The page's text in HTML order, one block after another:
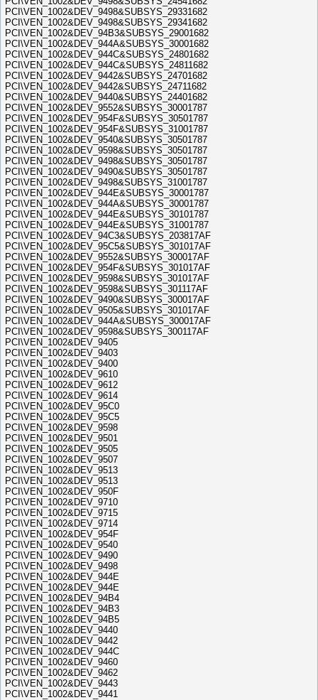
PCI\VEN_1002&DEV_9498&SUBSYS_29331682
PCI\VEN_1002&DEV_9498&SUBSYS_29341682
PCI\VEN_1002&DEV_94B3&SUBSYS_29001682
PCI\VEN_1002&DEV_944A&SUBSYS_30001682
PCI\VEN_1002&DEV_944C&SUBSYS_24801682
PCI\VEN_1002&DEV_944C&SUBSYS_24811682
PCI\VEN_1002&DEV_9442&SUBSYS_24701682
PCI\VEN_1002&DEV_9442&SUBSYS_24711682
PCI\VEN_1002&DEV_9440&SUBSYS_24401682
PCI\VEN_1002&DEV_9552&SUBSYS_30001787
PCI\VEN_1002&DEV_954F&SUBSYS_30501787
PCI\VEN_1002&DEV_954F&SUBSYS_31001787
PCI\VEN_1002&DEV_9540&SUBSYS_30501787
PCI\VEN_1002&DEV_9598&SUBSYS_30501787
PCI\VEN_1002&DEV_9498&SUBSYS_30501787
PCI\VEN_1002&DEV_9490&SUBSYS_30501787
PCI\VEN_1002&DEV_9498&SUBSYS_31001787
PCI\VEN_1002&DEV_944E&SUBSYS_30001787
PCI\VEN_1002&DEV_944A&SUBSYS_30001787
PCI\VEN_1002&DEV_944E&SUBSYS_30101787
PCI\VEN_1002&DEV_944E&SUBSYS_31001787
PCI\VEN_1002&DEV_94C3&SUBSYS_203817AF
PCI\VEN_1002&DEV_95C5&SUBSYS_301017AF
PCI\VEN_1002&DEV_9552&SUBSYS_300017AF
PCI\VEN_1002&DEV_954F&SUBSYS_301017AF
PCI\VEN_1002&DEV_9598&SUBSYS_301017AF
PCI\VEN_1002&DEV_9598&SUBSYS_301117AF
PCI\VEN_1002&DEV_9490&SUBSYS_300017AF
PCI\VEN_1002&DEV_9505&SUBSYS_301017AF
PCI\VEN_1002&DEV_944A&SUBSYS_300017AF
PCI\VEN_1002&DEV_9598&SUBSYS_300117AF
PCI\VEN_1002&DEV_9405
PCI\VEN_1002&DEV_9403
PCI\VEN_1002&DEV_9400
PCI\VEN_1002&DEV_9610
PCI\VEN_1002&DEV_9612
PCI\VEN_1002&DEV_9614
PCI\VEN_1002&DEV_95C0
PCI\VEN_1002&DEV_95C5
PCI\VEN_1002&DEV_9598
PCI\VEN_1002&DEV_9501
PCI\VEN_1002&DEV_9505
PCI\VEN_1002&DEV_9507
PCI\VEN_1002&DEV_9513
PCI\VEN_1002&DEV_9513
PCI\VEN_1002&DEV_950F
PCI\VEN_1002&DEV_9710
PCI\VEN_1002&DEV_9715
PCI\VEN_1002&DEV_9714
PCI\VEN_1002&DEV_954F
PCI\VEN_1002&DEV_9540
PCI\VEN_1002&DEV_9490
PCI\VEN_1002&DEV_9498
PCI\VEN_1002&DEV_944E
PCI\VEN_1002&DEV_944E
PCI\VEN_1002&DEV_94B4
PCI\VEN_1002&DEV_94B3
PCI\VEN_1002&DEV_94B5
PCI\VEN_1002&DEV_9440
PCI\VEN_1002&DEV_9442
PCI\VEN_1002&DEV_944C
PCI\VEN_1002&DEV_9460
PCI\VEN_1002&DEV_9462
PCI\VEN_1002&DEV_9443
PCI\VEN_1002&DEV_9441